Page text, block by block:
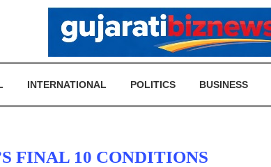
INTERNATIONAL POLITICS BUSINESS
FINAL 10 CONDITIONS